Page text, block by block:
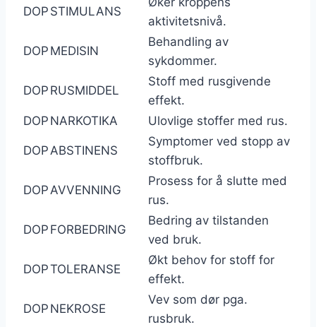
DOP STIMULANS
aktivitetsnivå.
DOP MEDISIN
Behandling av
sykdommer.
DOP RUSMIDDEL
Stoff med rusgivende
effekt.
DOP NARKOTIKA Ulovlige stoffer med rus.
DOPABSTINENS
Symptomer ved stopp av
stoffbruk.
DOPAVVENNING
Prosess for å slutte med
rus.
DOP FORBEDRING
Bedring av tilstanden
ved bruk.
DOPTOLERANSE
Økt behov for stoff for
effekt.
DOP NEKROSE
Vev som dør pga.
rusbruk.